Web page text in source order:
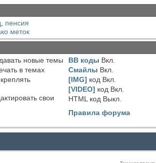
, пенсия
меток
новые темы
в темах
свои
BB коды Вкл.
Смайлы Вкл.
[IMG] код Вкл.
[VIDEO] код Вкл.
HTML код Выкл.
Правила форума